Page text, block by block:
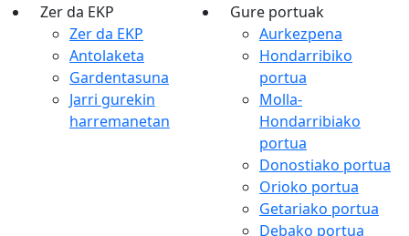
Zer da EKP
Zer da EKP
Antolaketa
Gardentasuna
Jarri gurekin
harremanetan
Gure portuak
Aurkezpena
Hondarribiko
portua
Molla-
Hondarribiako
portua
Donostiako portua
Orioko portua
Getariako portua
Debako portua